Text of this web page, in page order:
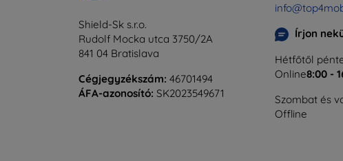
Shield-Sk s.r.o.
Rudolf Mocka utca 3750/2A
841 04 Bratislava
Cégjegyzékszám: 46701494
ÁFA-azonosító: SK2023549671
Írjon
Hétfőtől
Online8:00 -
Szombat és
Offline